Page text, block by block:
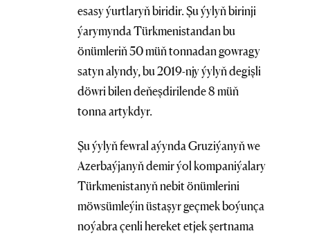
esasy ýurtlaryň biridir. Şu ýylyň birinji
ýarymynda Türkmenistandan bu
önümleriň 50 müň tonnadan gowragy
satyn alyndy, bu 2019-njy ýylyň degişli
döwri bilen deňeşdirilende 8 müň
tonna artykdyr.
Şu ýylyň fewral aýynda Gruziýanyň we
Azerbaýjanyň demir ýol kompaniýalary
Türkmenistanyň nebit önümlerini
möwsümleýin üstaşyr geçmek boýunça
noýabra çenli hereket etjek şertnama